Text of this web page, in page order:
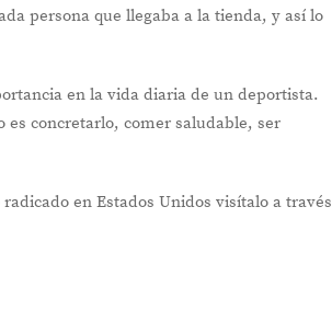
persona que llegaba a la tienda, y así lo
en la vida diaria de un deportista.
es concretarlo, comer saludable, ser
en Estados Unidos visítalo a través